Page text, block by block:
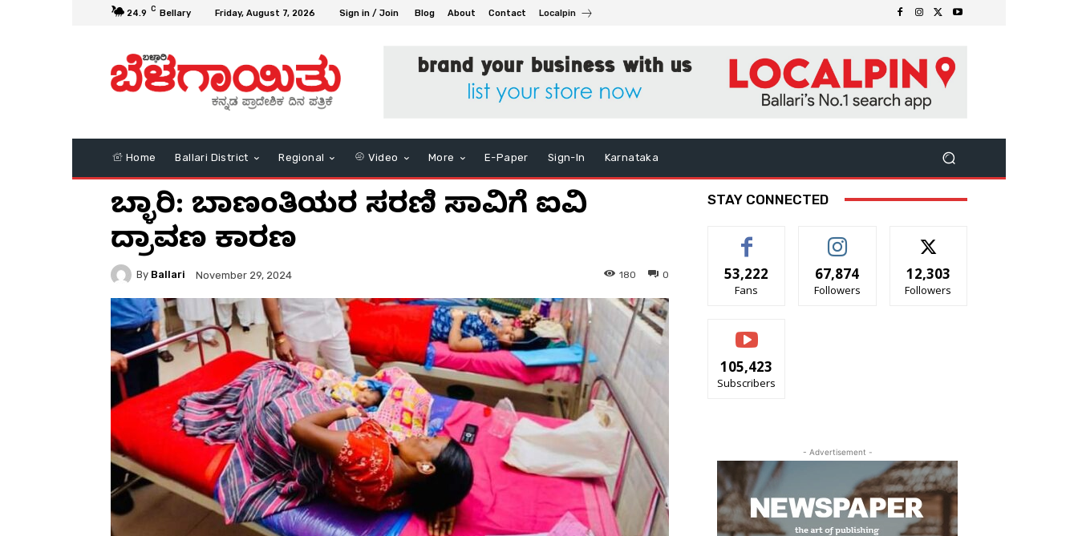
24.9 C Bellary Friday, August 7, 2026 Sign in / Join Blog About Contact Localpin
Home Ballari District Regional Video More E-Paper Sign-In Karnataka
ಬಳ್ಳಾರಿ: ಬಾಣಂತಿಯರ ಸರಣಿ ಸಾವಿಗೆ ಐವಿ
ದ್ರಾವಣ ಕಾರಣ
By Ballari November 29, 2024 0
180
STAY CONNECTED
53,222
Fans
67,874
Followers
12,303
Followers
105,423
Subscribers
- Advertisement -